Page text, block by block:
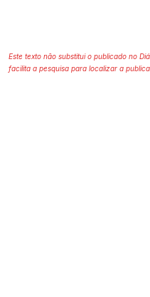
Este texto não substitui o publicado no
facilita a pesquisa para localizar a